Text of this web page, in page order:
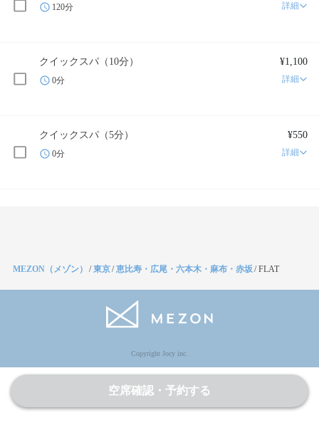
120分 詳細
クイックスパ（10分） ¥1,100
0分 詳細
クイックスパ（5分） ¥550
0分 詳細
空席確認・予約する
MEZON（メゾン） /東京/恵比寿・広尾・六本木・麻布・赤坂/FLAT
Copyright Jocy inc.